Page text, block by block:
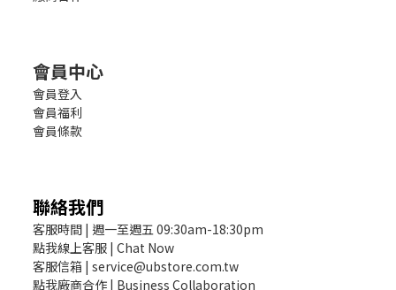
會員中心
會員登入
會員福利
會員條款
聯絡我們
客服時間 | 週一至週五 09:30am-18:30pm
點我線上客服 | Chat Now
客服信箱 | service@ubstore.com.tw
點我廠商合作 | Business Collaboration